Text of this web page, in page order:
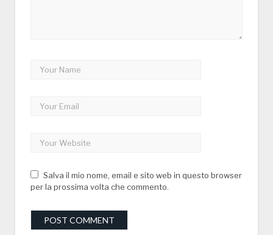
Salva il mio nome, email e sito web in questo browser
per la prossima volta che commento.